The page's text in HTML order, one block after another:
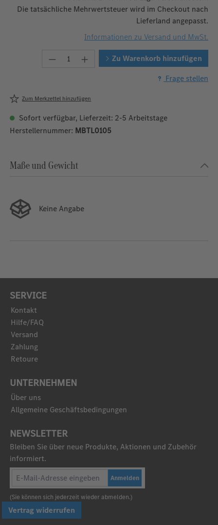
Die tatsächliche Mehrwertsteuer wird im Checkout nach
Lieferland angepasst.
Informationen zu Versand und MwSt.
Produkt Anzahl: Gib den
Zu Warenkorb hinzufügen
Frage stellen
Zum Merkzettel hinzufügen
Sofort verfügbar, Lieferzeit: 2-5 Arbeitstage
Herstellernummer: MBTL0105
Maße und Gewicht
Keine Angabe
SERVICE
Kontakt
Hilfe/FAQ
Versand
Zahlung
Retoure
UNTERNEHMEN
Über uns
Allgemeine Geschäftsbedingungen
NEWSLETTER
Bleiben Sie über neue Produkte, Aktionen und Zubehör
informiert.
Anmelden
(Sie können sich jederzeit wieder abmelden.)
Vertrag widerrufen